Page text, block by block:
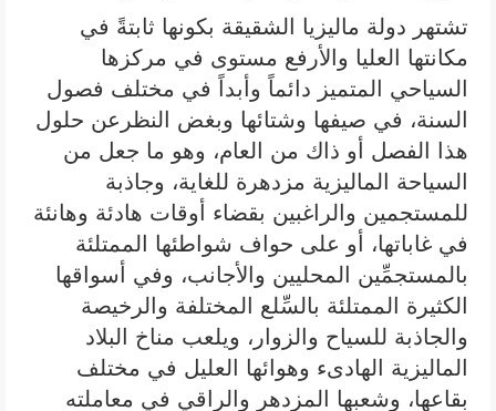
تشتهر دولة ماليزيا الشقيقة بكونها ثابتةً في
مكانتها العليا والأرفع مستوى في مركزها
السياحي المتميز دائماً وأبداً في مختلف فصول
السنة، في صيفها وشتائها وبغض النظرعن حلول
هذا الفصل أو ذاك من العام، وهو ما جعل من
السياحة الماليزية مزدهرة للغاية، وجاذبة
للمستجمين والراغبين بقضاء أوقات هادئة وهانئة
في غاباتها، أو على حواف شواطئها الممتلئة
بالمستجمِّين المحليين والأجانب، وفي أسواقها
الكثيرة الممتلئة بالسِّلع المختلفة والرخيصة
والجاذبة للسياح والزوار، ويلعب مناخ البلاد
الماليزية الهادىء وهوائها العليل في مختلف
بقاعها، وشعبها المزدهر والراقي في معاملته